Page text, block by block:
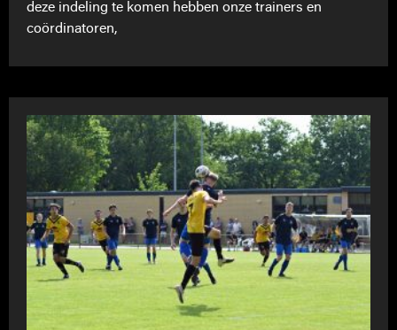
deze indeling te komen hebben onze trainers en
coördinatoren,